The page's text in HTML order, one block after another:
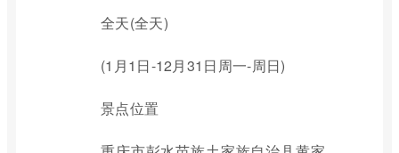
全天(全天)
(1月1日-12月31日周一-周日)
景点位置